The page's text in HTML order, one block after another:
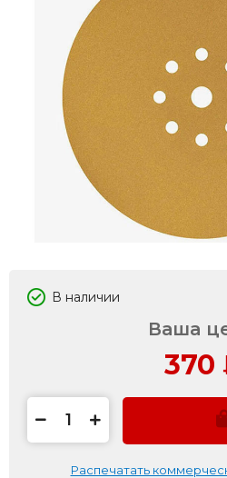
В наличии
Ваша
370
Распечатать